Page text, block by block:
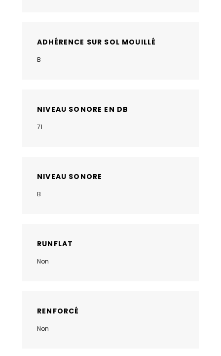
ADHÉRENCE SUR SOL MOUILLÉ
B
NIVEAU SONORE EN DB
71
NIVEAU SONORE
B
RUNFLAT
Non
RENFORCÉ
Non